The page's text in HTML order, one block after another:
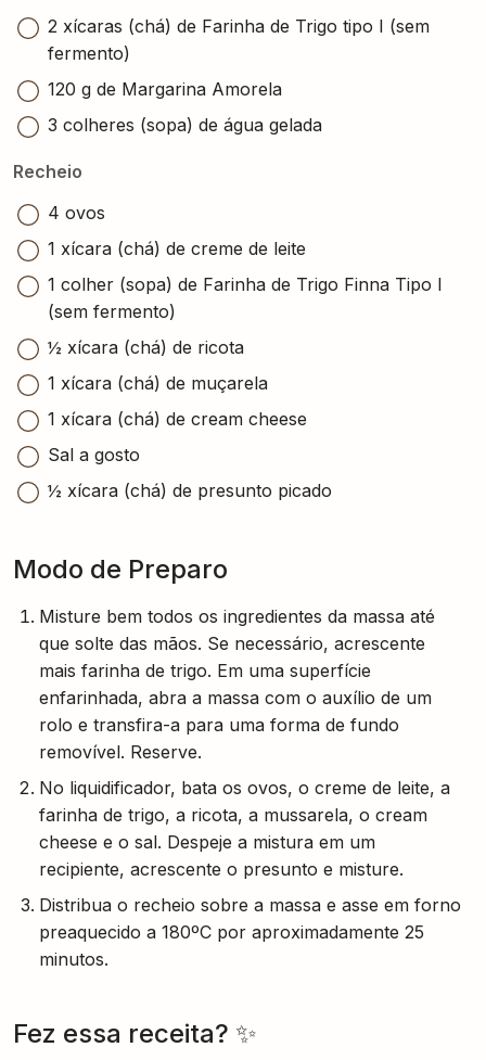
2 xícaras (chá) de Farinha de Trigo tipo I (sem
fermento)
120 g de Margarina Amorela
3 colheres (sopa) de água gelada
Recheio
4 ovos
1 xícara (chá) de creme de leite
1 colher (sopa) de Farinha de Trigo Finna Tipo I
(sem fermento)
½ xícara (chá) de ricota
1 xícara (chá) de muçarela
1 xícara (chá) de cream cheese
Sal a gosto
½ xícara (chá) de presunto picado
Modo de Preparo
Misture bem todos os ingredientes da massa até
que solte das mãos. Se necessário, acrescente
mais farinha de trigo. Em uma superfície
enfarinhada, abra a massa com o auxílio de um
rolo e transfira-a para uma forma de fundo
removível. Reserve.
No liquidificador, bata os ovos, o creme de leite, a
farinha de trigo, a ricota, a mussarela, o cream
cheese e o sal. Despeje a mistura em um
recipiente, acrescente o presunto e misture.
Distribua o recheio sobre a massa e asse em forno
preaquecido a 180ºC por aproximadamente 25
minutos.
Fez essa receita? ✨